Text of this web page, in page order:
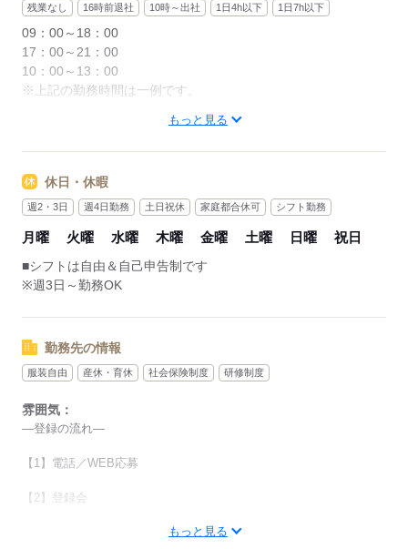
1年以上の長期のオシゴトも多数！
残業なし 16時前退社 10時～出社 1日4h以下 1日7h以下
09：00～18：00
17：00～21：00
10：00～13：00
※上記の勤務時間は一例です。
＊ガッツリ稼ぎたいフリーターさん
どなたでもご都合に
お気軽にご相談ください！！
【勤務時間について】
※残業なし
応募する
もっと見る
休日・休暇
週2・3日 週4日勤務 土日祝休 家庭都合休可 シフト勤務
月曜 火曜 水曜 木曜 金曜 土曜 日曜 祝日
■シフトは自由＆自己申告制です
※週3日～勤務OK
勤務先の情報
服装自由 産休・育休 社会保険制度 研修制度
雰囲気：
―登録の流れ―
【1】電話／WEB応募
【2】登録会
もっと見る